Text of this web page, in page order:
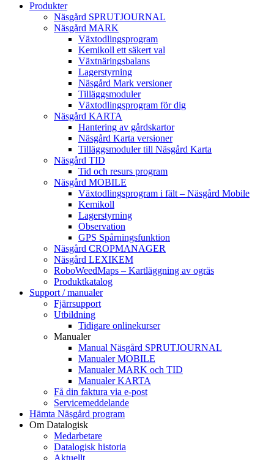
Produkter
Näsgård SPRUTJOURNAL
Näsgård MARK
Växtodlingsprogram
Kemikoll ett säkert val
Växtnäringsbalans
Lagerstyrning
Näsgård Mark versioner
Tilläggsmoduler
Växtodlingsprogram för dig
Näsgård KARTA
Hantering av gårdskartor
Näsgård Karta versioner
Tilläggsmoduler till Näsgård Karta
Näsgård TID
Tid och resurs program
Näsgård MOBILE
Växtodlingsprogram i fält – Näsgård Mobile
Kemikoll
Lagerstyrning
Observation
GPS Spårningsfunktion
Näsgård CROPMANAGER
Näsgård LEXIKEM
RoboWeedMaps – Kartläggning av ogräs
Produktkatalog
Support / manualer
Fjärrsupport
Utbildning
Tidigare onlinekurser
Manualer
Manual Näsgård SPRUTJOURNAL
Manualer MOBILE
Manualer MARK och TID
Manualer KARTA
Få din faktura via e-post
Servicemeddelande
Hämta Näsgård program
Om Datalogisk
Medarbetare
Datalogisk historia
Aktuellt